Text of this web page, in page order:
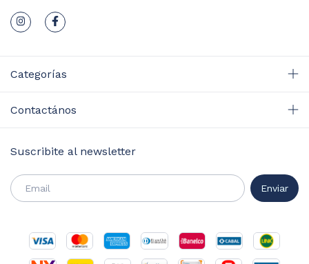
Categorías
Contactános
Suscribite al newsletter